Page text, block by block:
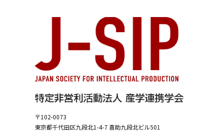
〒102-0073
東京都千代田区九段北1-4-7喜助九段北ビル501